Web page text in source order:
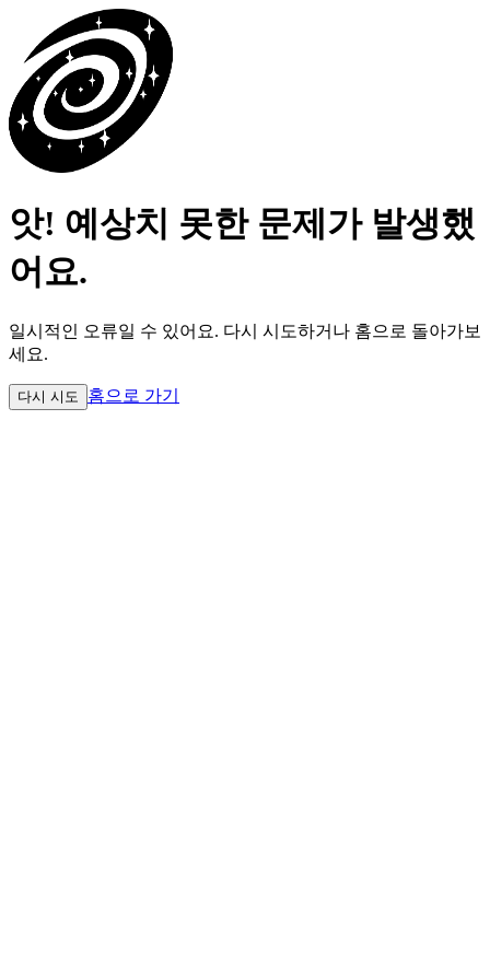
앗! 예상치 못한 문제가 발생했
어요.
일시적인 오류일 수 있어요. 다시 시도하거나 홈으로 돌아가보
세요.
다시 시도 홈으로 가기